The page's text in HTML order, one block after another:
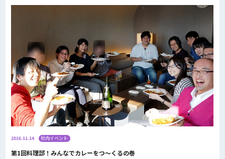
2016.11.14 社内イベント
第1回料理部！みんなでカレーをつ〜くるの巻